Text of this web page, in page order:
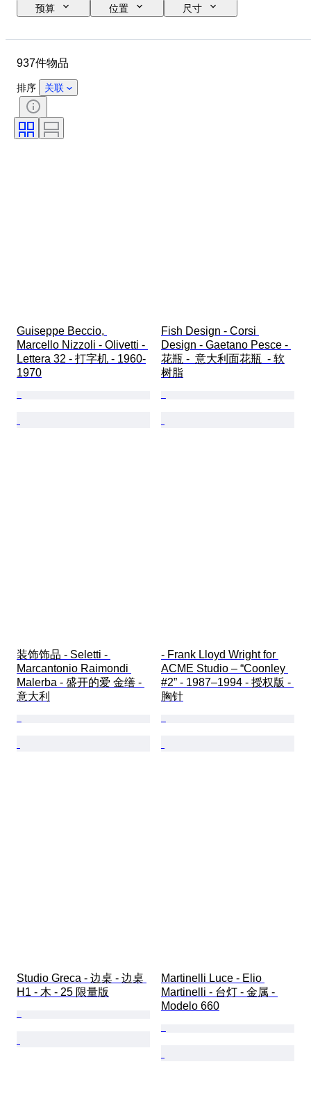
预算
位置
尺寸
其他
款式
版
时代
电力储备
937件物品
排序 关联
Guiseppe Beccio,
Marcello Nizzoli - Olivetti -
Lettera 32 - 打字机 - 1960-
1970
Fish Design - Corsi
Design - Gaetano Pesce -
花瓶 -  意大利面花瓶  - 软
树脂
装饰饰品 - Seletti -
Marcantonio Raimondi
Malerba - 盛开的爱 金缮 -
意大利
- Frank Lloyd Wright for
ACME Studio – “Coonley
#2” - 1987–1994 - 授权版 -
胸针
Studio Greca - 边桌 - 边桌
H1 - 木 - 25 限量版
Martinelli Luce - Elio
Martinelli - 台灯 - 金属 -
Modelo 660